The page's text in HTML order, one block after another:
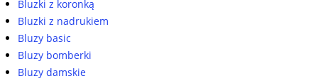
Bluzki z koronką
Bluzki z nadrukiem
Bluzy basic
Bluzy bomberki
Bluzy damskie